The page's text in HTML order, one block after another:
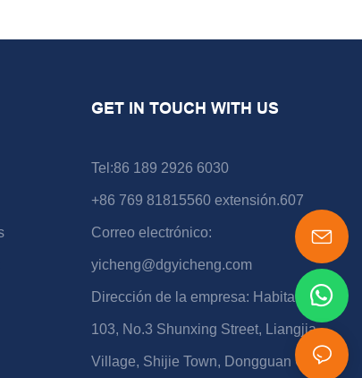
GET IN TOUCH WITH US
Tel:86 189 2926 6030
+86 769 81815560 extensión.607
Correo electrónico:
yicheng@dgyicheng.com
Dirección de la empresa: Habitación
103, No.3 Shunxing Street, Liangjia
Village, Shijie Town, Dongguan City,